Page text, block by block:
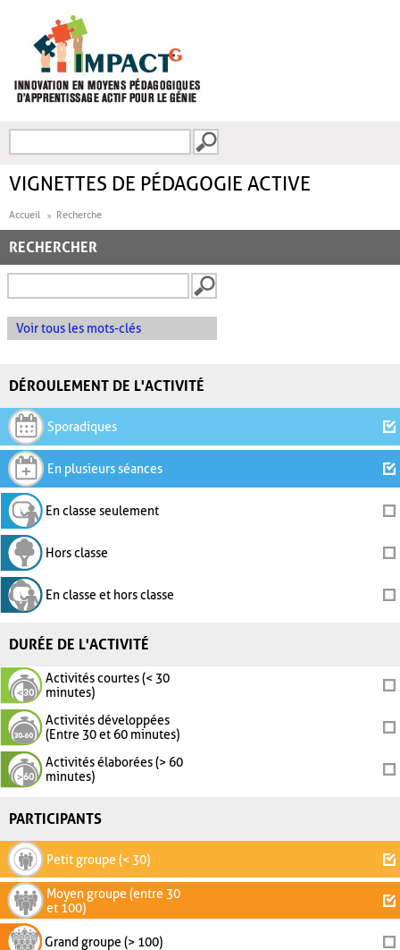
FORMULAIRE DE
VIGNETTES DE PÉDAGOGIE ACTIVE
Accueil Recherche
RECHERCHER
Voir tous les mots-clés
DÉROULEMENT DE L'ACTIVITÉ
Sporadiques
En plusieurs séances
En classe seulement
Hors classe
En classe et hors classe
DURÉE DE L'ACTIVITÉ
Activités courtes (< 30
minutes)
Activités développées
(Entre 30 et 60 minutes)
Activités élaborées (> 60
minutes)
PARTICIPANTS
Petit groupe (< 30)
Moyen groupe (entre 30
et 100)
Grand groupe (> 100)